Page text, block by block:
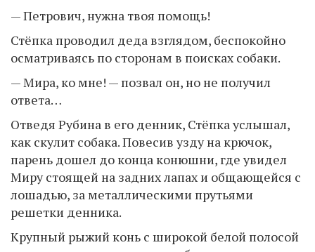
— Петрович, нужна твоя помощь!
Стёпка проводил деда взглядом, беспокойно
осматриваясь по сторонам в поисках собаки.
— Мира, ко мне! — позвал он, но не получил
ответа…
Отведя Рубина в его денник, Стёпка услышал,
как скулит собака. Повесив узду на крючок,
парень дошел до конца конюшни, где увидел
Миру стоящей на задних лапах и общающейся с
лошадью, за металлическими прутьями
решетки денника.
Крупный рыжий конь с широкой белой полосой